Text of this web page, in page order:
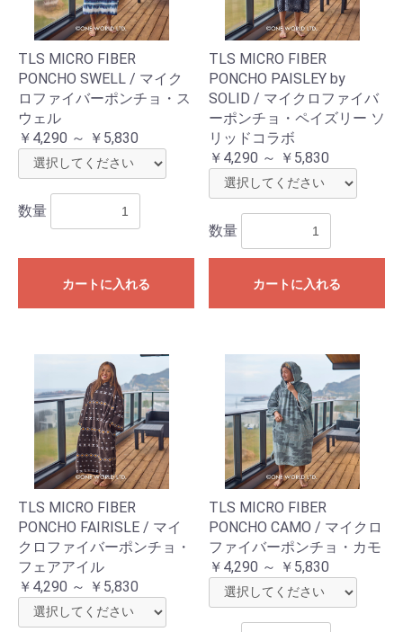
TLS MICRO FIBER
PONCHO SWELL / マイク
ロファイバーポンチョ・ス
ウェル
￥4,290 ～ ￥5,830
数量
カートに入れる
TLS MICRO FIBER
PONCHO PAISLEY by
SOLID / マイクロファイバ
ーポンチョ・ペイズリー ソ
リッドコラボ
￥4,290 ～ ￥5,830
数量
カートに入れる
TLS MICRO FIBER
PONCHO FAIRISLE / マイ
クロファイバーポンチョ・
フェアアイル
￥4,290 ～ ￥5,830
TLS MICRO FIBER
PONCHO CAMO / マイクロ
ファイバーポンチョ・カモ
￥4,290 ～ ￥5,830